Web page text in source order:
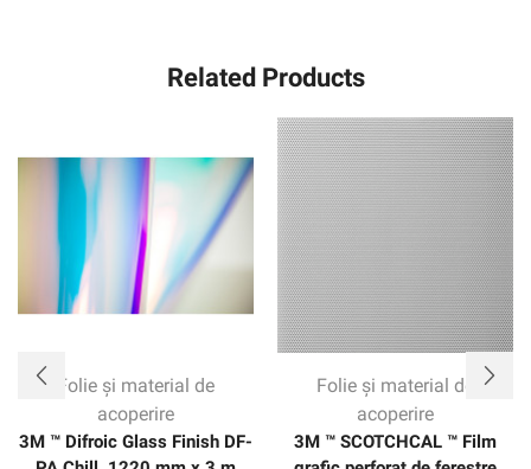
practic bulele de aer, simplificând și accelerând procesul
Related Products
Folie și material de
acoperire
3M ™ Difroic Glass Finish DF-
Folie și material de
acoperire
3M ™ SCOTCHCAL ™ Film